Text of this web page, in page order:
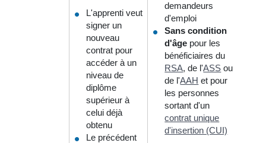
L'apprenti veut
signer un
nouveau
contrat pour
accéder à un
niveau de
diplôme
supérieur à
celui déjà
obtenu
Le précédent
demandeurs
d'emploi
Sans condition
d'âge pour les
bénéficiaires du
RSA, de l'ASS ou
de l'AAH et pour
les personnes
sortant d'un
contrat unique
d'insertion (CUI)